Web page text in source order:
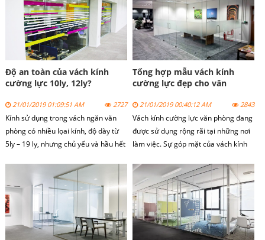
Độ an toàn của vách kính
cường lực 10ly, 12ly?
21/01/2019 01:09:51 AM 2727
Kính sử dụng trong vách ngăn văn
phòng có nhiều lọai kính, độ dày từ
5ly – 19 ly, nhưng chủ yếu và hầu hết
12ly, với độ dày là an toàn và vừa với
túi tiền so với vật liệu làm xây dựng,
chúng ta sử dụng vách kính cường
lực làm vách ngăn văn phòng, cửa
hàng, siêu thị, nhà hàng, khách sạn,
showroom vv
Tổng hợp mẫu vách kính
cường lực đẹp cho văn
21/01/2019 00:40:12 AM 2843
Vách kính cường lực văn phòng đang
được sử dụng rộng rãi tại những nơi
làm việc. Sự góp mặt của vách kính
sang trọng, thoải mái cho cho nhân
viên.